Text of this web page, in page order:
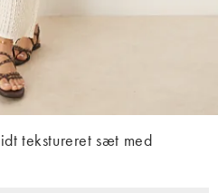
tekstureret sæt med